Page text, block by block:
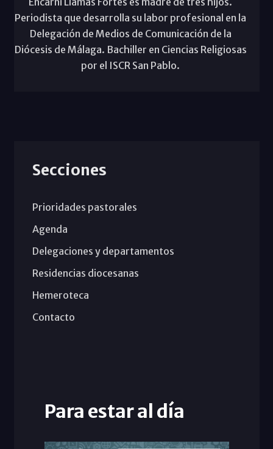
Periodista que desarrolla su labor profesional en la
Delegación de Medios de Comunicación de la
Diócesis de Málaga. Bachiller en Ciencias Religiosas
por el ISCR San Pablo.
Secciones
Prioridades pastorales
Agenda
Delegaciones y departamentos
Residencias diocesanas
Hemeroteca
Contacto
Para estar al día